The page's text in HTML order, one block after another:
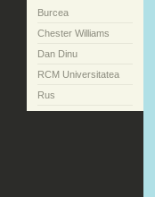
Burcea
Chester Williams
Dan Dinu
RCM Universitatea
Rus